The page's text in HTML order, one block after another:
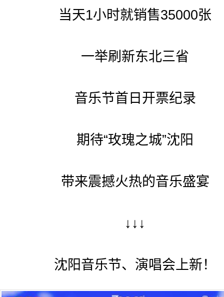
当天1小时就销售35000张
一举刷新东北三省
音乐节首日开票纪录
期待“玫瑰之城”沈阳
带来震撼火热的音乐盛宴
↓↓↓
沈阳音乐节、演唱会上新！